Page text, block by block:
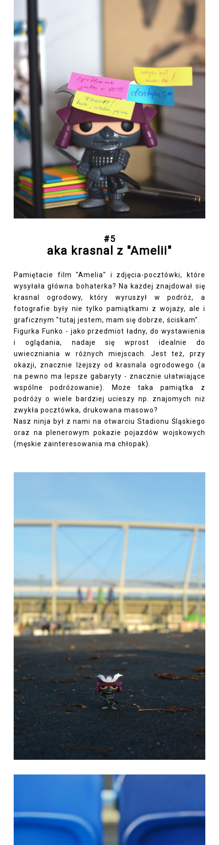
#5
aka krasnal z "Amelii"
Pamiętacie film "Amelia" i zdjęcia-pocztówki, które
wysyłała główna bohaterka? Na każdej znajdował się
krasnal ogrodowy, który wyruszył w podróż, a
fotografie były nie tylko pamiątkami z wojaży, ale i
graficznym "tutaj jestem, mam się dobrze, ściskam".
Figurka Funko - jako przedmiot ładny, do wystawienia
i oglądania, nadaje się wprost idealnie do
uwieczniania w różnych miejscach. Jest też, przy
okazji, znacznie lżejszy od krasnala ogrodowego (a
na pewno ma lepsze gabaryty - znacznie ułatwiające
wspólne podróżowanie). Może taka pamiątka z
podróży o wiele bardziej ucieszy np. znajomych niż
zwykła pocztówka, drukowana masowo?
Nasz ninja był z nami na otwarciu Stadionu Śląskiego
oraz na plenerowym pokazie pojazdów wojskowych
(męskie zainteresowania ma chłopak).